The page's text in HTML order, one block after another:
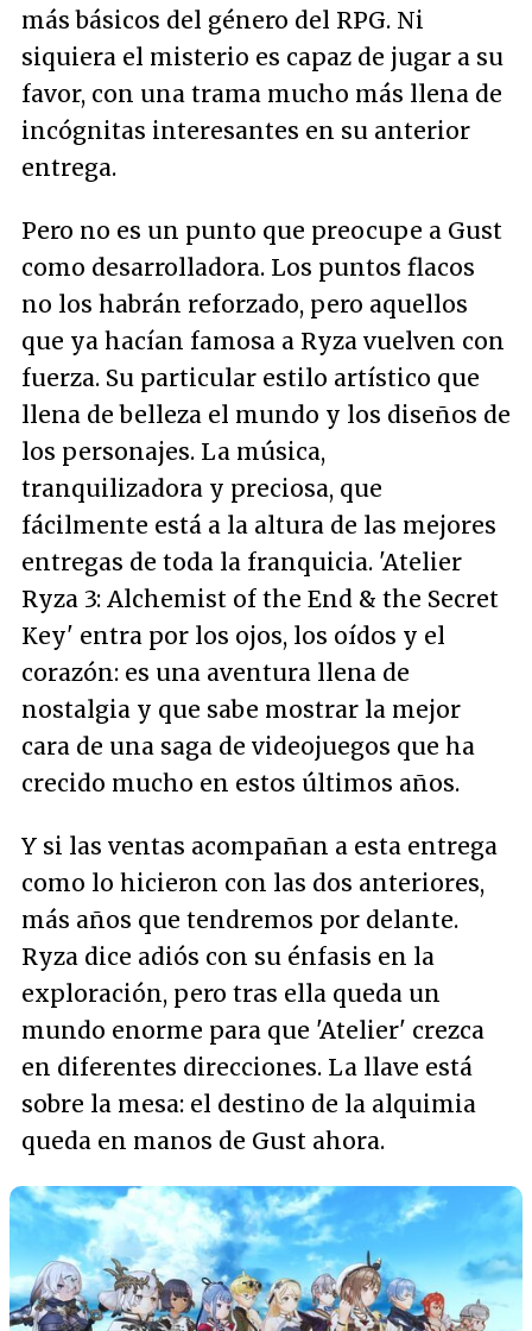
más básicos del género del RPG. Ni
siquiera el misterio es capaz de jugar a su
favor, con una trama mucho más llena de
incógnitas interesantes en su anterior
entrega.
Pero no es un punto que preocupe a Gust
como desarrolladora. Los puntos flacos
no los habrán reforzado, pero aquellos
que ya hacían famosa a Ryza vuelven con
fuerza. Su particular estilo artístico que
llena de belleza el mundo y los diseños de
los personajes. La música,
tranquilizadora y preciosa, que
fácilmente está a la altura de las mejores
entregas de toda la franquicia. 'Atelier
Ryza 3: Alchemist of the End & the Secret
Key' entra por los ojos, los oídos y el
corazón: es una aventura llena de
nostalgia y que sabe mostrar la mejor
cara de una saga de videojuegos que ha
crecido mucho en estos últimos años.
Y si las ventas acompañan a esta entrega
como lo hicieron con las dos anteriores,
más años que tendremos por delante.
Ryza dice adiós con su énfasis en la
exploración, pero tras ella queda un
mundo enorme para que 'Atelier' crezca
en diferentes direcciones. La llave está
sobre la mesa: el destino de la alquimia
queda en manos de Gust ahora.